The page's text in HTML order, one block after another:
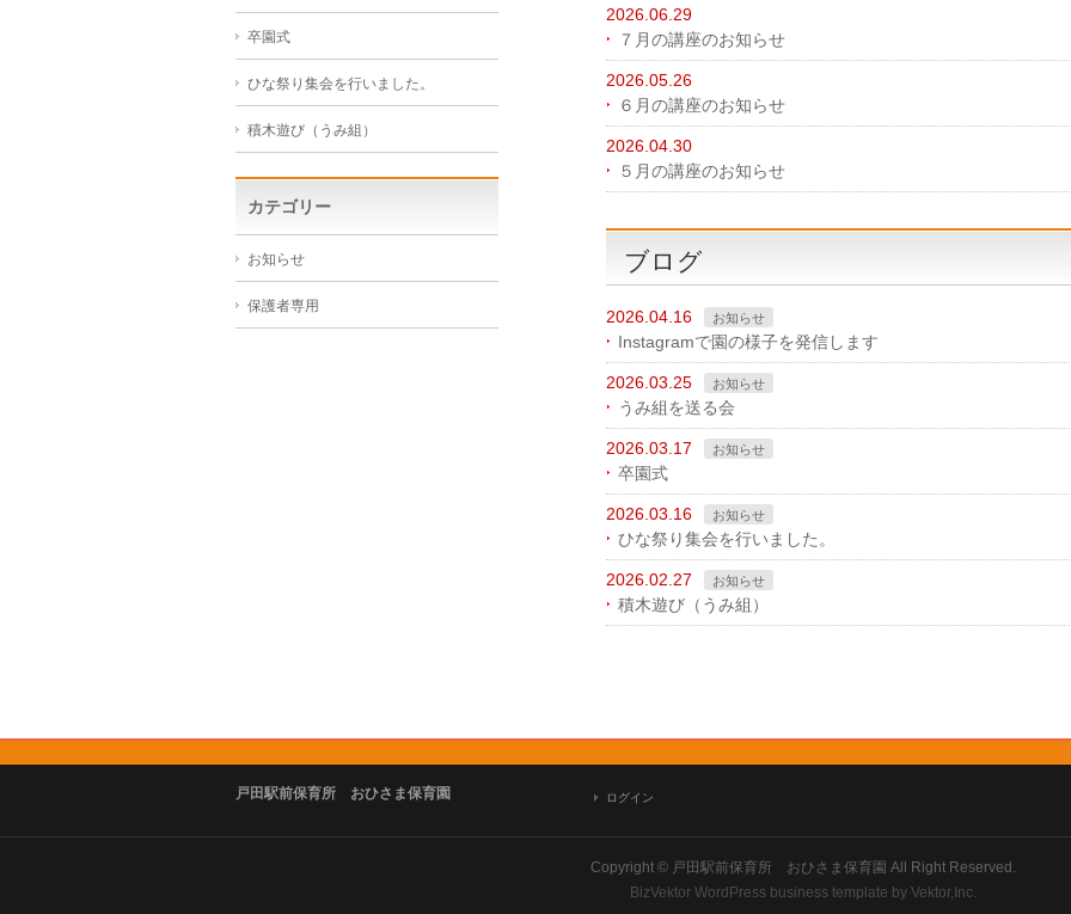
2026.06.29
７月の講座のお知らせ
2026.05.26
６月の講座のお知らせ
2026.04.30
５月の講座のお知らせ
ブログ
2026.04.16 お知らせ
Instagramで園の様子を発信します
2026.03.25 お知らせ
うみ組を送る会
2026.03.17 お知らせ
卒園式
2026.03.16 お知らせ
ひな祭り集会を行いました。
2026.02.27 お知らせ
積木遊び（うみ組）
卒園式
ひな祭り集会を行いました。
積木遊び（うみ組）
カテゴリー
お知らせ
保護者専用
戸田駅前保育所 おひさま保育園 ログイン
Copyright © 戸田駅前保育所 おひさま保育園 All Right Reserved.
BizVektor WordPress business template by Vektor,Inc.